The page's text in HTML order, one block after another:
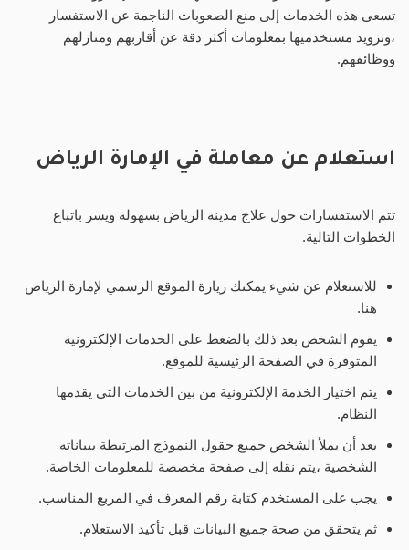
تسعى هذه الخدمات إلى منع الصعوبات الناجمة عن الاستفسار
،وتزويد مستخدميها بمعلومات أكثر دقة عن أقاربهم ومنازلهم
ووظائفهم.
استعلام عن معاملة في الإمارة الرياض
تتم الاستفسارات حول علاج مدينة الرياض بسهولة ويسر باتباع
الخطوات التالية.
للاستعلام عن شيء يمكنك زيارة الموقع الرسمي لإمارة الرياض
هنا.
يقوم الشخص بعد ذلك بالضغط على الخدمات الإلكترونية
المتوفرة في الصفحة الرئيسية للموقع.
يتم اختيار الخدمة الإلكترونية من بين الخدمات التي يقدمها
النظام.
بعد أن يملأ الشخص جميع حقول النموذج المرتبطة ببياناته
الشخصية ،يتم نقله إلى صفحة مخصصة للمعلومات الخاصة.
يجب على المستخدم كتابة رقم المعرف في المربع المناسب.
ثم يتحقق من صحة جميع البيانات قبل تأكيد الاستعلام.